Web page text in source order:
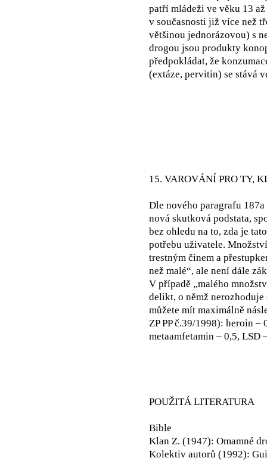
patří mládeži ve věku 13
v současnosti již více než
většinou jednorázovou) s
drogou jsou produkty
předpokládat, že
(extáze, pervitin) se stává
15. VAROVÁNÍ PRO TY,
Dle nového paragrafu
nová skutková podstata,
bez ohledu na to, zda je
potřebu uživatele.
trestným činem a
než malé“, ale není dále
V případě „malého
delikt, o němž nerozhoduje
můžete mít maximálně
ZP PP č.39/1998): heroin –
metaamfetamin – 0,5, LSD
POUŽITÁ LITERATURA
Bible
Klan Z. (1947): Omamné
Kolektiv autorů (1992):